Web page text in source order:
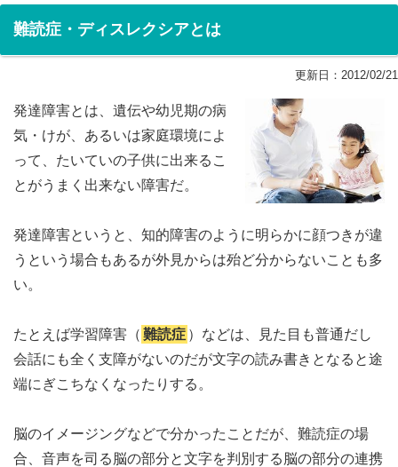
難読症・ディスレクシアとは
更新日： 2012/02/21
発達障害とは、遺伝や幼児期の病
気・けが、あるいは家庭環境によ
って、たいていの子供に出来るこ
とがうまく出来ない障害だ。
発達障害というと、知的障害のように明らかに顔つきが違
うという場合もあるが外見からは殆ど分からないことも多
い。
たとえば学習障害（ 難読症 ）などは、見た目も普通だし
会話にも全く支障がないのだが文字の読み書きとなると途
端にぎこちなくなったりする。
脳のイメージングなどで分かったことだが、難読症の場
合、音声を司る脳の部分と文字を判別する脳の部分の連携